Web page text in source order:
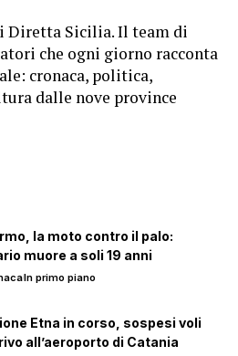
Diretta Sicilia. Il team di
che ogni giorno racconta
cronaca, politica,
dalle nove province
la moto contro il palo:
muore a soli 19 anni
In primo piano
Etna in corso, sospesi voli
all’aeroporto di Catania